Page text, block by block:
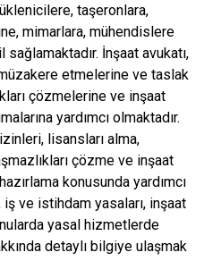
taşeronlara,
mimarlara, mühendislere
İnşaat avukatı,
etmelerine ve taslak
çözmelerine ve inşaat
yardımcı olmaktadır.
lisansları alma,
çözme ve inşaat
konusunda yardımcı
iş ve istihdam yasaları, inşaat
yasal hizmetlerde
detaylı bilgiye ulaşmak